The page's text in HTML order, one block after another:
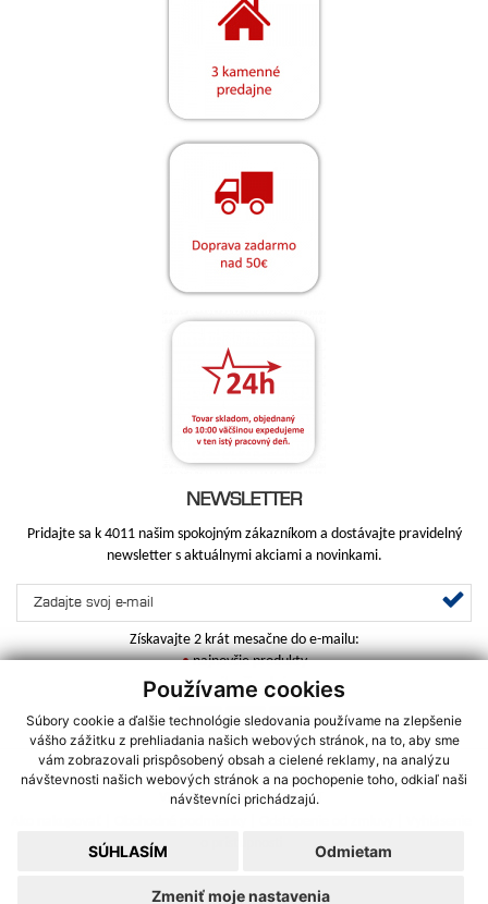
Používame cookies
Súbory cookie a ďalšie technológie sledovania používame na zlepšenie
vášho zážitku z prehliadania našich webových stránok, na to, aby sme
vám zobrazovali prispôsobený obsah a cielené reklamy, na analýzu
návštevnosti našich webových stránok a na pochopenie toho, odkiaľ naši
návštevníci prichádzajú.
SÚHLASÍM Odmietam
Zmeniť moje nastavenia
NEWSLETTER
Pridajte sa k 4011 našim spokojným zákazníkom a dostávajte pravidelný
newsletter s aktuálnymi akciami a novinkami.
Získavajte 2 krát mesačne do e-mailu:
•najnovšie produkty
•najlepšie akcie
DOMOV|O SPOLOČNOSTI|SLUŽBY| ZAUJÍMAVÉ ČLÁNKY|
VEĽKOOBCHOD|KONTAKT